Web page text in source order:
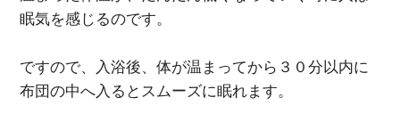
眠気を感じるのです。
ですので、入浴後、体が温まってから３０分以内に
布団の中へ入るとスムーズに眠れます。